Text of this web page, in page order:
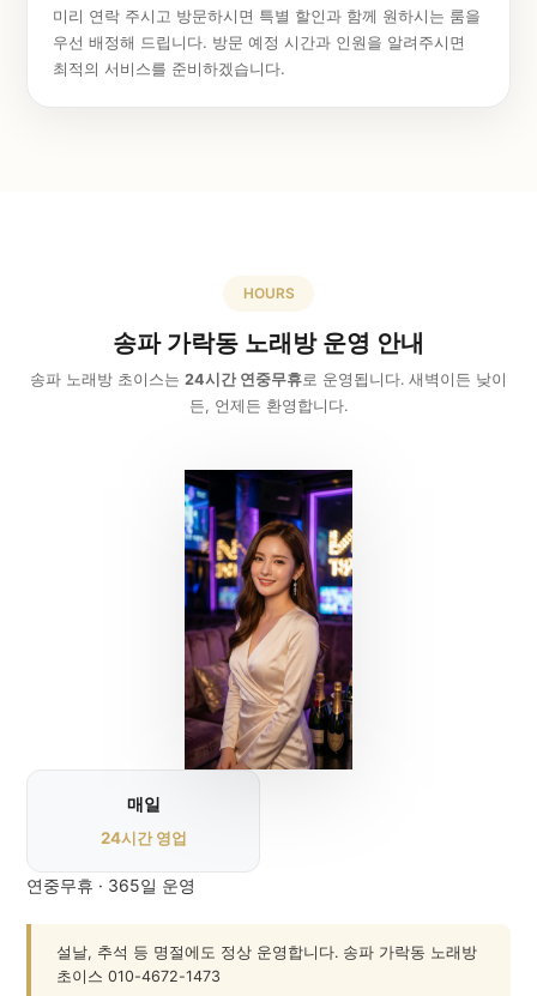
미리 연락 주시고 방문하시면 특별 할인과 함께 원하시는 룸을
우선 배정해 드립니다. 방문 예정 시간과 인원을 알려주시면
최적의 서비스를 준비하겠습니다.
HOURS
송파 가락동 노래방 운영 안내
송파 노래방 초이스는 24시간 연중무휴로 운영됩니다. 새벽이든 낮이
든, 언제든 환영합니다.
매일
24시간 영업
연중무휴 · 365일 운영
설날, 추석 등 명절에도 정상 운영합니다. 송파 가락동 노래방
초이스 010-4672-1473